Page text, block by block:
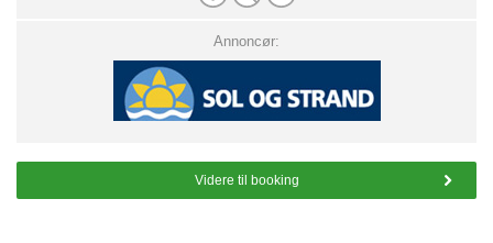
Annoncør:
Videre til booking